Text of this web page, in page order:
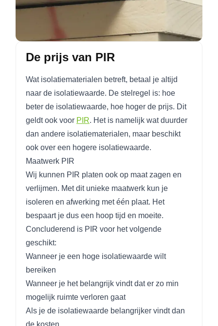
De prijs van PIR
Wat isolatiematerialen betreft, betaal je altijd
naar de isolatiewaarde. De stelregel is: hoe
beter de isolatiewaarde, hoe hoger de prijs. Dit
geldt ook voor PIR. Het is namelijk wat duurder
dan andere isolatiematerialen, maar beschikt
ook over een hogere isolatiewaarde.
Maatwerk PIR
Wij kunnen PIR platen ook op maat zagen en
verlijmen. Met dit unieke maatwerk kun je
isoleren en afwerking met één plaat. Het
bespaart je dus een hoop tijd en moeite.
Concluderend is PIR voor het volgende
geschikt:
Wanneer je een hoge isolatiewaarde wilt
bereiken
Wanneer je het belangrijk vindt dat er zo min
mogelijk ruimte verloren gaat
Als je de isolatiewaarde belangrijker vindt dan
de kosten